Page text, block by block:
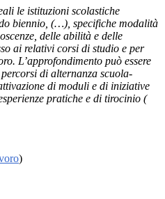
le istituzioni scolastiche
biennio, (…), specifiche modalità
delle abilità e delle
ai relativi corsi di studio e per
L’approfondimento può essere
di alternanza scuola-
di moduli e di iniziative
pratiche e di tirocinio (
)